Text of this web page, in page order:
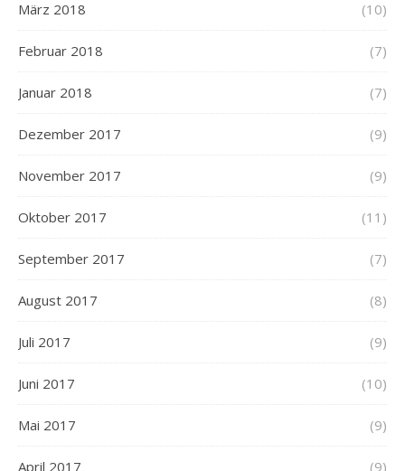
März 2018 (10)
Februar 2018 (7)
Januar 2018 (7)
Dezember 2017 (9)
November 2017 (9)
Oktober 2017 (11)
September 2017 (7)
August 2017 (8)
Juli 2017 (9)
Juni 2017 (10)
Mai 2017 (9)
April 2017 (9)